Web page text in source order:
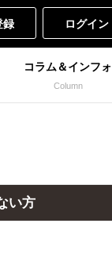
録 ログイン
コラム＆インフォ
Column
い方